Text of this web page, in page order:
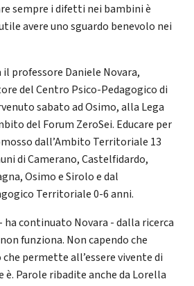
sempre i difetti nei bambini è
avere uno sguardo benevolo nei
professore Daniele Novara,
del Centro Psico-Pedagogico di
sabato ad Osimo, alla Lega
del Forum ZeroSei. Educare per
dall’Ambito Territoriale 13
di Camerano, Castelfidardo,
Osimo e Sirolo e dal
Territoriale 0-6 anni.
ha continuato Novara - dalla ricerca
funziona. Non capendo che
permette all’essere vivente di
è. Parole ribadite anche da Lorella